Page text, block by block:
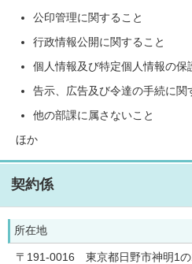
公印管理に関すること
行政情報公開に関すること
個人情報及び特定個人情報の保
告示、広告及び令達の手続に関
他の部課に属さないこと
ほか
契約係
所在地
〒191-0016 東京都日野市神明1